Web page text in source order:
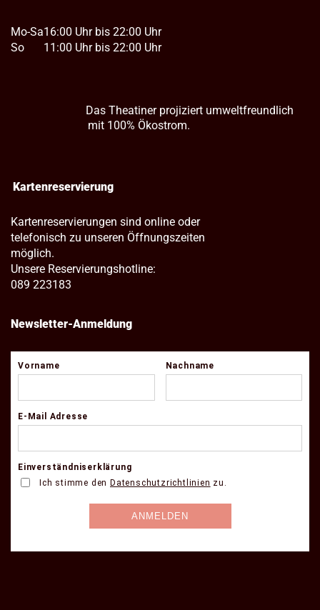
Mo-Sa
So
16:00 Uhr bis 22:00 Uhr
11:00 Uhr bis 22:00 Uhr
Das Theatiner projiziert umweltfreundlich
mit 100% Ökostrom.
Kartenreservierung
Kartenreservierungen sind online oder
telefonisch zu unseren Öffnungszeiten
möglich.
Unsere Reservierungshotline:
089 223183
Newsletter-Anmeldung